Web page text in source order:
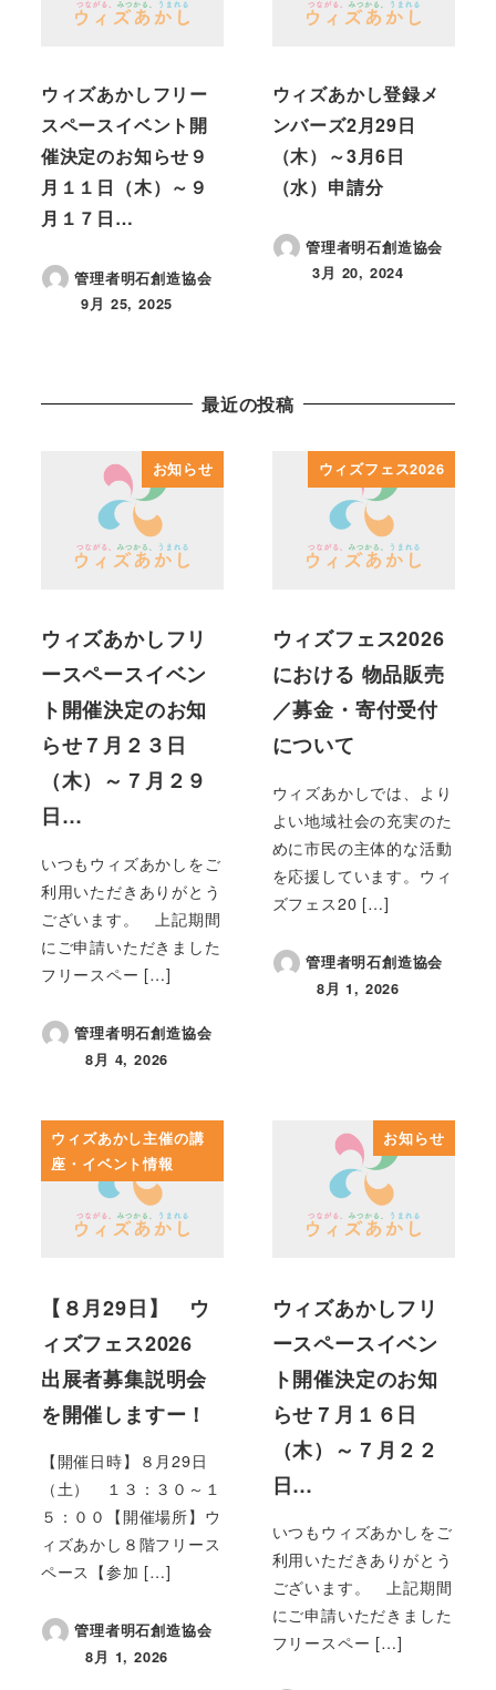
ウィズあかしフリー
スペースイベント開
催決定のお知らせ９
月１１日（木）～９
月１７日…
管理者明石創造協会
投稿日
9月 25, 2025
ウィズあかし登録メ
ンバーズ2月29日
（木）～3月6日
（水）申請分
管理者明石創造協会
投稿日
3月 20, 2024
最近の投稿
お知らせ
ウィズあかしフリ
ースペースイベン
ト開催決定のお知
らせ７月２３日
（木）～７月２９
日…
いつもウィズあかしをご
利用いただきありがとう
ございます。 上記期間
にご申請いただきました
フリースペー […]
管理者明石創造協会
投稿日
8月 4, 2026
ウィズフェス2026
ウィズフェス2026
における 物品販売
／募金・寄付受付
について
ウィズあかしでは、より
よい地域社会の充実のた
めに市民の主体的な活動
を応援しています。ウィ
ズフェス20 […]
管理者明石創造協会
投稿日
8月 1, 2026
ウィズあかし主催の講
座・イベント情報
【８月29日】 ウ
ィズフェス2026
出展者募集説明会
を開催しますー！
【開催日時】８月29日
（土） １３：３０～１
５：００【開催場所】ウ
ィズあかし８階フリース
ペース【参加 […]
管理者明石創造協会
投稿日
8月 1, 2026
お知らせ
ウィズあかしフリ
ースペースイベン
ト開催決定のお知
らせ７月１６日
（木）～７月２２
日…
いつもウィズあかしをご
利用いただきありがとう
ございます。 上記期間
にご申請いただきました
フリースペー […]